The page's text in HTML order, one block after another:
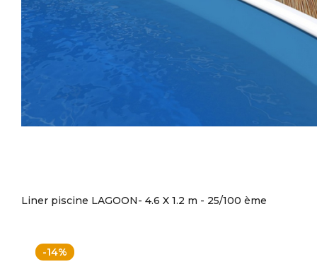
Liner piscine LAGOON- 4.6 X 1.2 m - 25/100 ème
-14%